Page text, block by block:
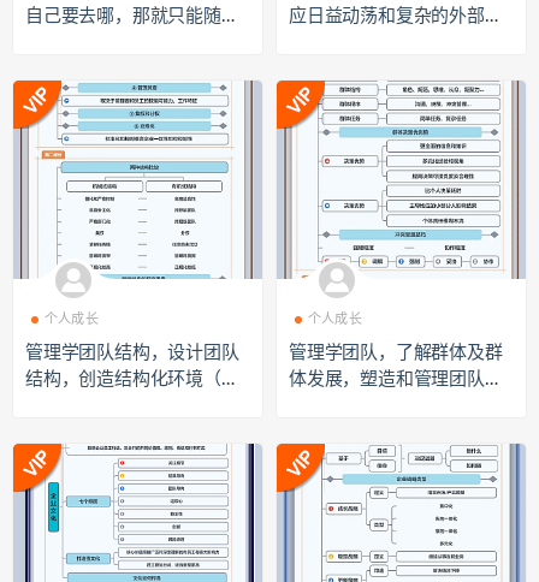
自己要去哪，那就只能随波
应日益动荡和复杂的外部环
个人成长
管理学团队结构，设计团队
结构，创造结构化环境（高
个人成长
管理学团队，了解群体及群
体发展，塑造和管理团队